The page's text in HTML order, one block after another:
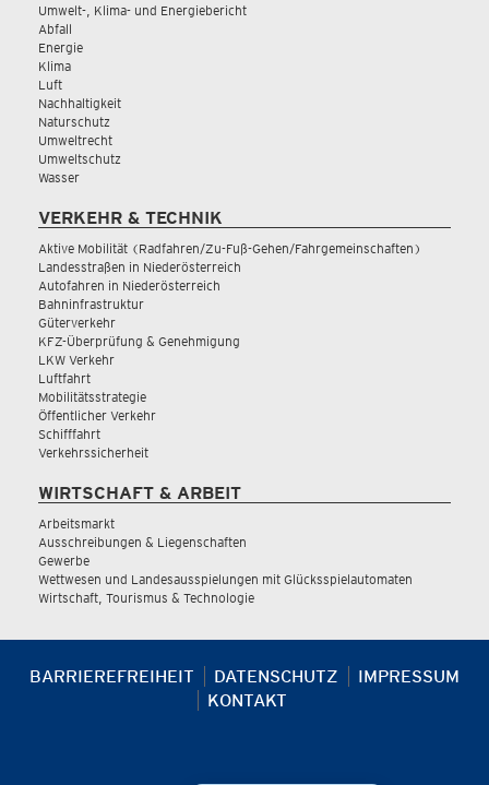
Umwelt-, Klima- und Energiebericht
Abfall
Energie
Klima
Luft
Nachhaltigkeit
Naturschutz
Umweltrecht
Umweltschutz
Wasser
VERKEHR & TECHNIK
Aktive Mobilität (Radfahren/Zu-Fuß-Gehen/Fahrgemeinschaften)
Landesstraßen in Niederösterreich
Autofahren in Niederösterreich
Bahninfrastruktur
Güterverkehr
KFZ-Überprüfung & Genehmigung
LKW Verkehr
Luftfahrt
Mobilitätsstrategie
Öffentlicher Verkehr
Schifffahrt
Verkehrssicherheit
WIRTSCHAFT & ARBEIT
Arbeitsmarkt
Ausschreibungen & Liegenschaften
Gewerbe
Wettwesen und Landesausspielungen mit Glücksspielautomaten
Wirtschaft, Tourismus & Technologie
BARRIEREFREIHEIT DATENSCHUTZ
IMPRESSUM
KONTAKT